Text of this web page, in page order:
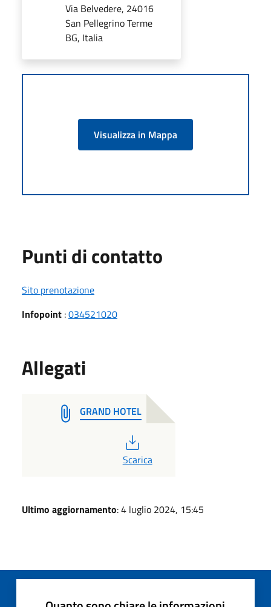
Via Belvedere, 24016
San Pellegrino Terme
BG, Italia
Visualizza in Mappa
Punti di contatto
Sito prenotazione
Infopoint :034521020
Allegati
GRAND HOTEL
PDF
Scarica
Ultimo aggiornamento: 4 luglio 2024, 15:45